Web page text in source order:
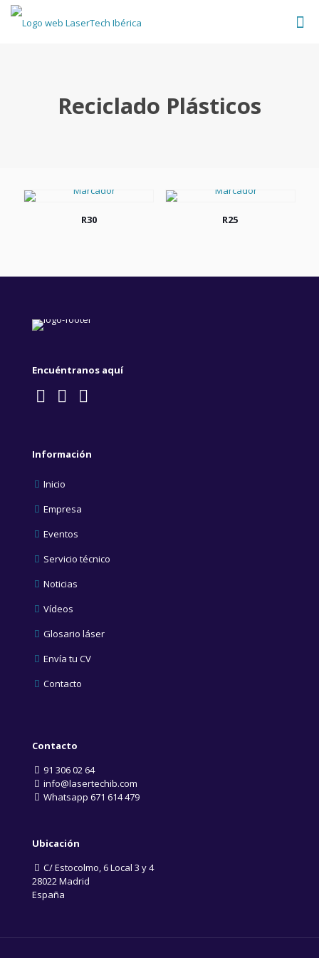
Reciclado Plásticos
R30 R25
Encuéntranos aquí
Información
Inicio
Empresa
Eventos
Servicio técnico
Noticias
Vídeos
Glosario láser
Envía tu CV
Contacto
Contacto
91 306 02 64
info@lasertechib.com
Whatsapp 671 614 479
Ubicación
C/ Estocolmo, 6 Local 3 y 4
28022 Madrid
España